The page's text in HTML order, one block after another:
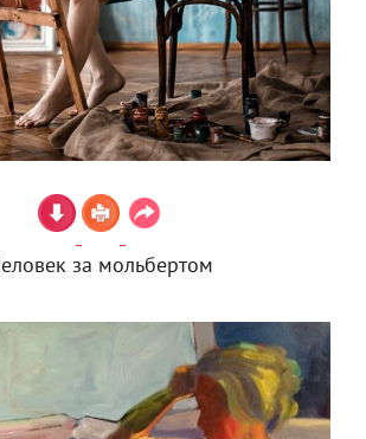
за мольбертом